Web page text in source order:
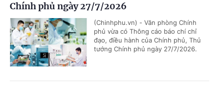
Chính phủ ngày 27/7/2026
(Chinhphu.vn) - Văn phòng Chính
phủ vừa có Thông cáo báo chí chỉ
đạo, điều hành của Chính phủ, Thủ
tướng Chính phủ ngày 27/7/2026.